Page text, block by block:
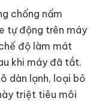
chống nấm
tự động trên máy
độ làm mát
khi máy đã tắt.
dàn lạnh, loại bỏ
triệt tiêu môi